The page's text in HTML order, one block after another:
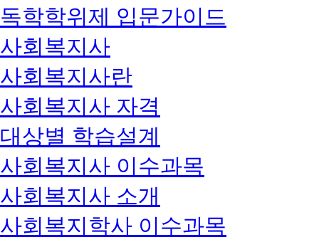
독학학위제 입문가이드
사회복지사
사회복지사란
사회복지사 자격
대상별 학습설계
사회복지사 이수과목
사회복지사 소개
사회복지학사 이수과목